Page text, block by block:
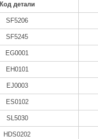
Код детали
SF5206
SF5245
EG0001
EH0101
EJ0003
ES0102
SL5030
HDS0202